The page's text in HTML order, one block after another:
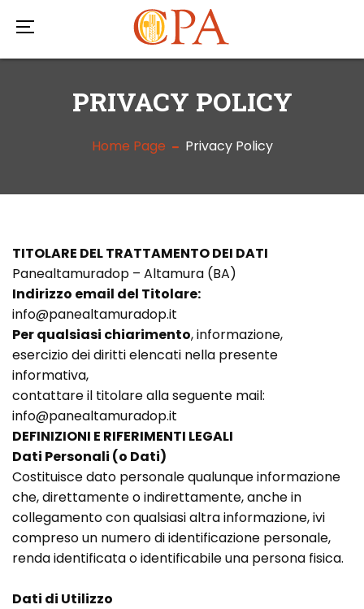
PRIVACY POLICY
Home Page Privacy Policy
TITOLARE DEL TRATTAMENTO DEI DATI
Panealtamuradop – Altamura (BA)
Indirizzo email del Titolare:
info@panealtamuradop.it
Per qualsiasi chiarimento, informazione,
esercizio dei diritti elencati nella presente
informativa,
contattare il titolare alla seguente mail:
info@panealtamuradop.it
DEFINIZIONI E RIFERIMENTI LEGALI
Dati Personali (o Dati)
Costituisce dato personale qualunque informazione
che, direttamente o indirettamente, anche in
collegamento con qualsiasi altra informazione, ivi
compreso un numero di identificazione personale,
renda identificata o identificabile una persona fisica.
Dati di Utilizzo